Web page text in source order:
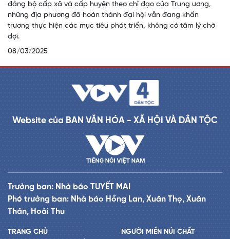
đảng bộ cấp xã và cấp huyện theo chỉ đạo của Trung ương,
những địa phương đã hoàn thành đại hội vẫn đang khẩn
trương thực hiện các mục tiêu phát triển, không có tâm lý chờ
đợi.
08/03/2025
Website của BAN VĂN HÓA - XÃ HỘI VÀ DÂN TỘC
Trưởng ban: Nhà báo TUYẾT MAI
Phó trưởng ban: Nhà báo Hồng Lan, Xuân Thọ, Xuân
Thân, Hoài Thu
TRANG CHỦ NGƯỜI MIỀN NÚI CHẤT